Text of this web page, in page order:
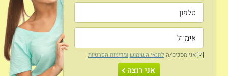
נושאי הלימוד
ישראל כמדינת רווחה ניהול אסטרטגי אני מסכים/הלתנאי השימוש ומדיניות הפרטיות
אני רוצה